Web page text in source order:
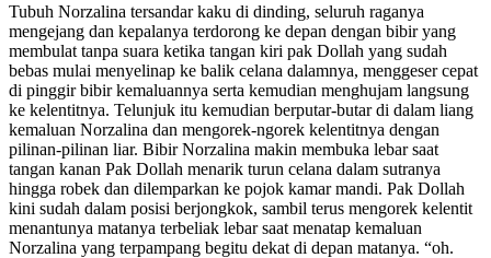
Tubuh Norzalina tersandar kaku di dinding, seluruh raganya
mengejang dan kepalanya terdorong ke depan dengan bibir yang
membulat tanpa suara ketika tangan kiri pak Dollah yang sudah
bebas mulai menyelinap ke balik celana dalamnya, menggeser cepat
di pinggir bibir kemaluannya serta kemudian menghujam langsung
ke kelentitnya. Telunjuk itu kemudian berputar-butar di dalam liang
kemaluan Norzalina dan mengorek-ngorek kelentitnya dengan
pilinan-pilinan liar. Bibir Norzalina makin membuka lebar saat
tangan kanan Pak Dollah menarik turun celana dalam sutranya
hingga robek dan dilemparkan ke pojok kamar mandi. Pak Dollah
kini sudah dalam posisi berjongkok, sambil terus mengorek kelentit
menantunya matanya terbeliak lebar saat menatap kemaluan
Norzalina yang terpampang begitu dekat di depan matanya. “oh.